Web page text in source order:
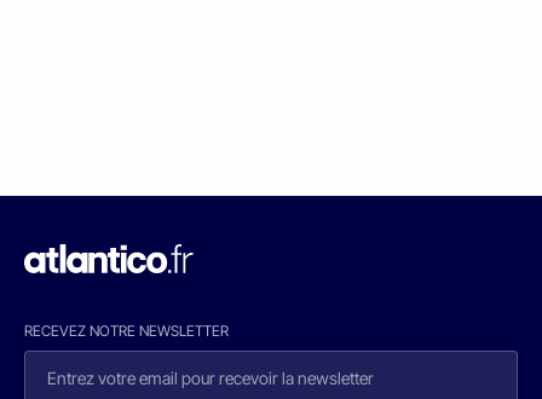
RECEVEZ NOTRE NEWSLETTER